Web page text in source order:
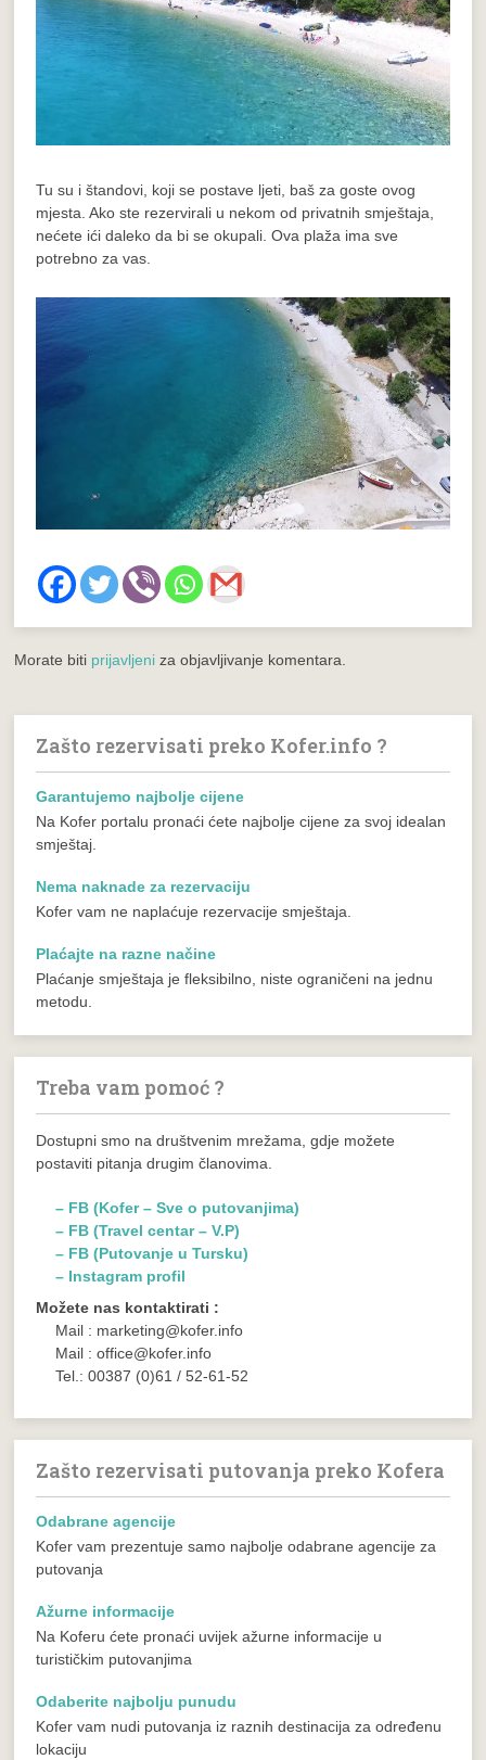
Tu su i štandovi, koji se postave ljeti, baš za goste ovog
mjesta. Ako ste rezervirali u nekom od privatnih smještaja,
nećete ići daleko da bi se okupali. Ova plaža ima sve
potrebno za vas.
Morate biti prijavljeni za objavljivanje komentara.
Zašto rezervisati preko Kofer.info ?
Garantujemo najbolje cijene
Na Kofer portalu pronaći ćete najbolje cijene za svoj idealan
smještaj.
Nema naknade za rezervaciju
Kofer vam ne naplaćuje rezervacije smještaja.
Plaćajte na razne načine
Plaćanje smještaja je fleksibilno, niste ograničeni na jednu
metodu.
Treba vam pomoć ?
Dostupni smo na društvenim mrežama, gdje možete
postaviti pitanja drugim članovima.
– FB (Kofer – Sve o putovanjima)
– FB (Travel centar – V.P)
– FB (Putovanje u Tursku)
– Instagram profil
Možete nas kontaktirati :
Mail : marketing@kofer.info
Mail : office@kofer.info
Tel.: 00387 (0)61 / 52-61-52
Zašto rezervisati putovanja preko Kofera
Odabrane agencije
Kofer vam prezentuje samo najbolje odabrane agencije za
putovanja
Ažurne informacije
Na Koferu ćete pronaći uvijek ažurne informacije u
turističkim putovanjima
Odaberite najbolju punudu
Kofer vam nudi putovanja iz raznih destinacija za određenu
lokaciju